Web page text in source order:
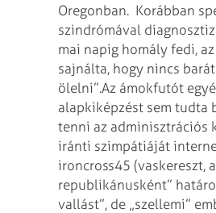
Oregonban. Korábban
szindrómával
mai napig homály fedi,
sajnálta, hogy nincs
ölelni”.Az ámokfutót
alapkiképzést sem tudta
tenni az adminisztrációs
iránti szimpátiáját
ironcross45 (vaskereszt,
republikánusként”
vallást”, de „szellemi”